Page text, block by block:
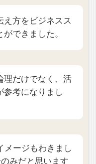
え方をビジネスス
できました。
理だけでなく、活
参考になりまし
メージもわきまし
みだと思います